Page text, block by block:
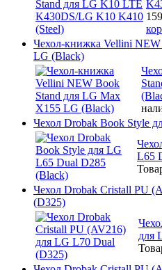
Чехол-книжка Vellini
LG (Black)
Чехол Drobak Book Style
L65
Чехол Drobak Cristall PU
(D325)
для